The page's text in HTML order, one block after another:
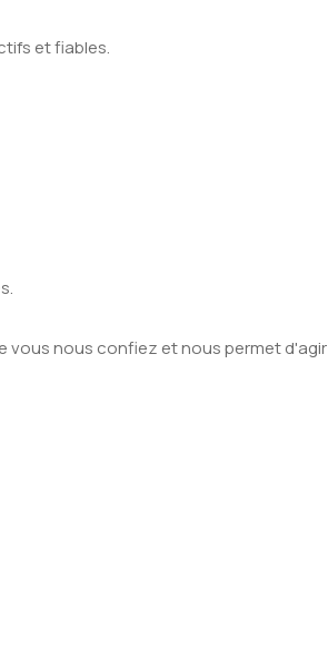
et fiables.
vous nous confiez et nous permet d'agir